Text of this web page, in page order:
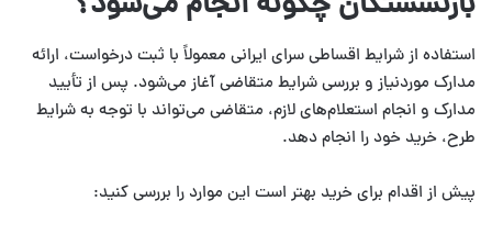
استفاده از شرایط اقساطی سرای ایرانی معمولاً با ثبت درخواست، ارائه
مدارک موردنیاز و بررسی شرایط متقاضی آغاز می‌شود. پس از تأیید
مدارک و انجام استعلام‌های لازم، متقاضی می‌تواند با توجه به شرایط
طرح، خرید خود را انجام دهد.
پیش از اقدام برای خرید بهتر است این موارد را بررسی کنید: